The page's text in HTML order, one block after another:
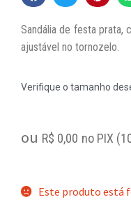
Sandália de festa prata,
ajustável no tornozelo.
Verifique o tamanho
ou R$ 0,00 no PIX
Este produto está